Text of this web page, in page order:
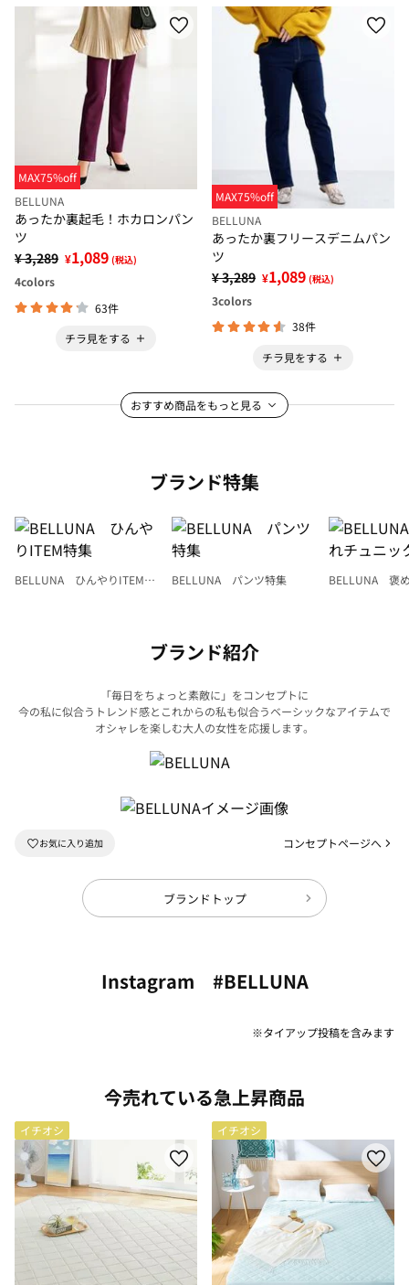
MAX75%off
BELLUNA
あったか裏起毛！ホカロンパン
ツ
¥ 3,289 ¥1,089 (税込)
4colors
63件
チラ見をする
MAX75%off
BELLUNA
あったか裏フリースデニムパン
ツ
¥ 3,289 ¥1,089 (税込)
3colors
38件
チラ見をする
おすすめ商品をもっと見る
ブランド特集
BELLUNA ひんやりITEM特
BELLUNA パンツ特集
BELLUNA 褒
ブランド紹介
「毎日をちょっと素敵に」をコンセプトに
今の私に似合うトレンド感とこれからの私も似合うベーシックなアイテムで
オシャレを楽しむ大人の女性を応援します。
コンセプトページへ
ブランドトップ
Instagram #BELLUNA
※タイアップ投稿を含みます
今売れている急上昇商品
イチオシ イチオシ